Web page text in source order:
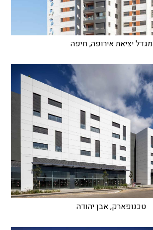
מגדל יציאת אירופה, חיפה
טכנופארק, אבן יהודה